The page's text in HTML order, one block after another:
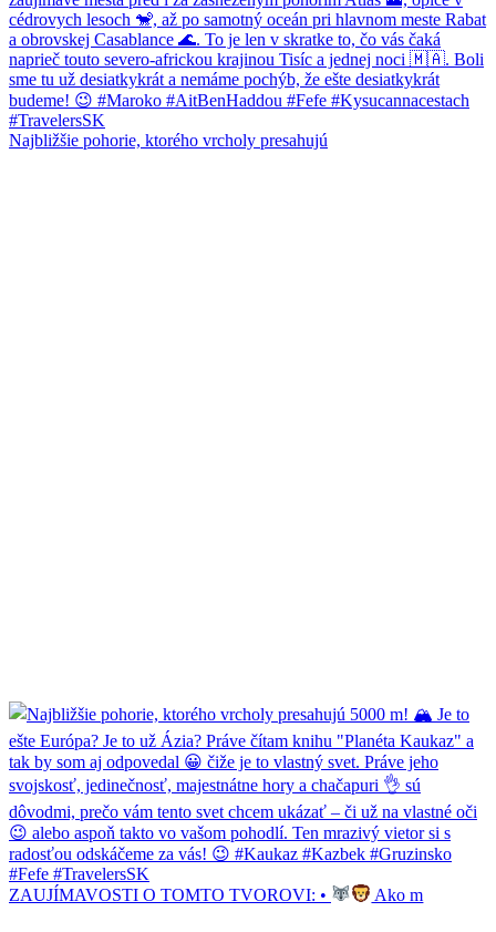
Najbližšie pohorie, ktorého vrcholy presahujú
ZAUJÍMAVOSTI O TOMTO TVOROVI: • Ako m